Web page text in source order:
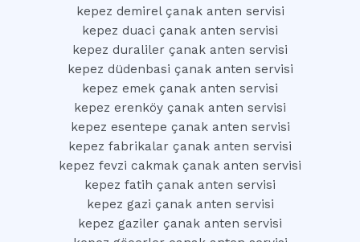
kepez demirel çanak anten servisi
kepez duaci çanak anten servisi
kepez duraliler çanak anten servisi
kepez düdenbasi çanak anten servisi
kepez emek çanak anten servisi
kepez erenköy çanak anten servisi
kepez esentepe çanak anten servisi
kepez fabrikalar çanak anten servisi
kepez fevzi cakmak çanak anten servisi
kepez fatih çanak anten servisi
kepez gazi çanak anten servisi
kepez gaziler çanak anten servisi